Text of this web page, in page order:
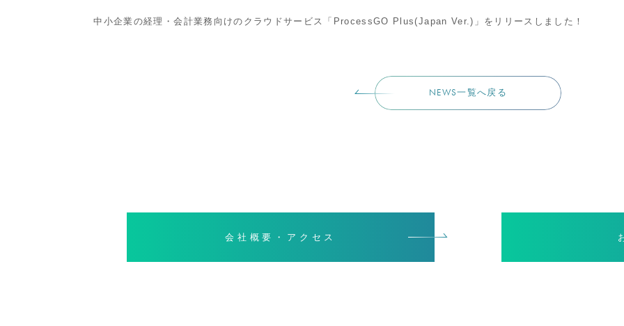
中小企業の経理・会計業務向けのクラウドサービス「ProcessGO Plus(Japan Ver.)」をリリースしました！
NEWS一覧へ戻る
会社概要・アクセス